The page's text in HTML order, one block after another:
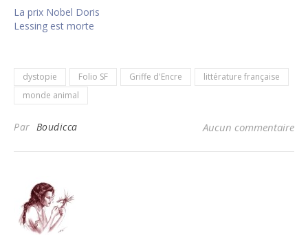
La prix Nobel Doris
Lessing est morte
dystopie Folio SF Griffe d'Encre
littérature française
monde animal
Par Boudicca Aucun commentaire